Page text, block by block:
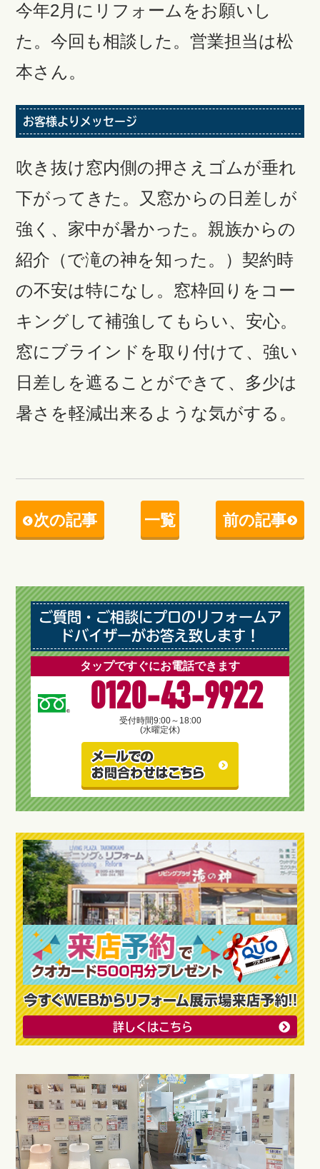
今年2月にリフォームをお願いし
た。今回も相談した。営業担当は松
本さん。
お客様よりメッセージ
吹き抜け窓内側の押さえゴムが垂れ
下がってきた。又窓からの日差しが
強く、家中が暑かった。親族からの
紹介（で滝の神を知った。）契約時
の不安は特になし。窓枠回りをコー
キングして補強してもらい、安心。
窓にブラインドを取り付けて、強い
日差しを遮ることができて、多少は
暑さを軽減出来るような気がする。
次の記事 一覧 前の記事
ご質問・ご相談にプロのリフォームア
ドバイザーがお答え致します！
タップですぐにお電話できます
0120-43-9922
受付時間9:00～18:00
(水曜定休)
詳しくはこちら